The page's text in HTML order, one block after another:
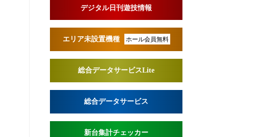
デジタル日刊遊技情報
エリア未設置機種 ホール会員無料
総合データサービスLite
総合データサービス
新台集計チェッカー